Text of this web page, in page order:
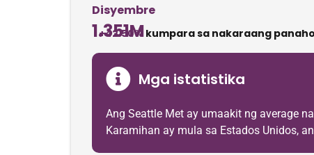
Disyembre
1.351M
+42.50%kumpara sa nakaraang
Mga istatistika
Ang Seattle Met ay umaakit ng average
Karamihan ay mula sa Estados Unidos,